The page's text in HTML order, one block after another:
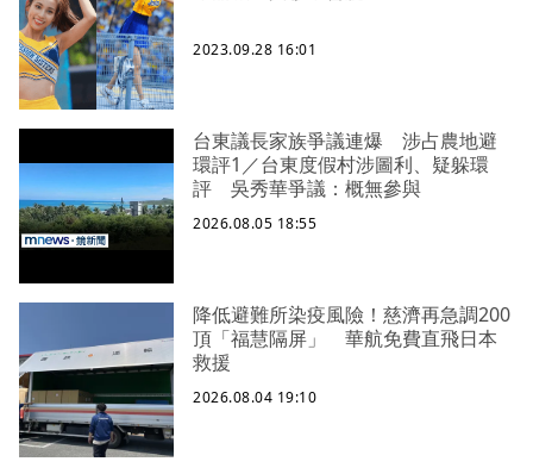
2023.09.28 16:01
台東議長家族爭議連爆 涉占農地避
環評1／台東度假村涉圖利、疑躲環
評 吳秀華爭議：概無參與
2026.08.05 18:55
降低避難所染疫風險！慈濟再急調200
頂「福慧隔屏」 華航免費直飛日本
救援
2026.08.04 19:10